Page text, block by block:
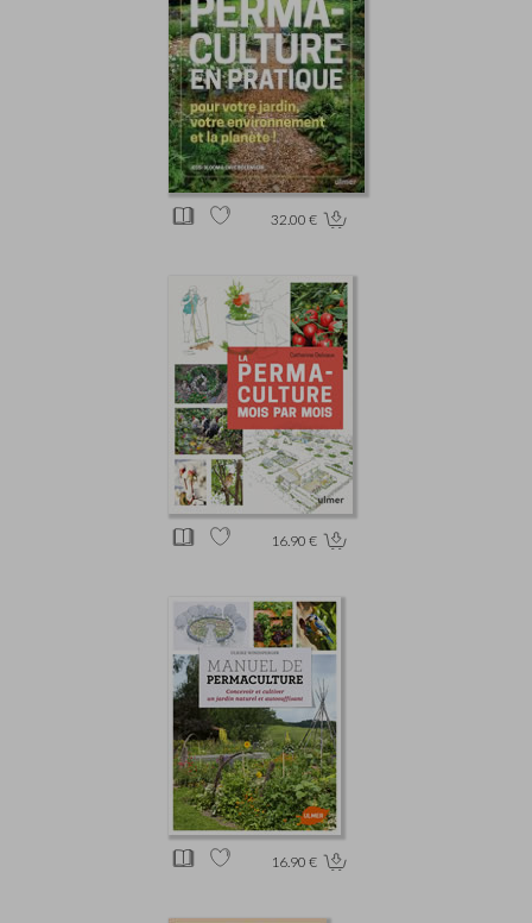
32.00 €
16.90 €
16.90 €